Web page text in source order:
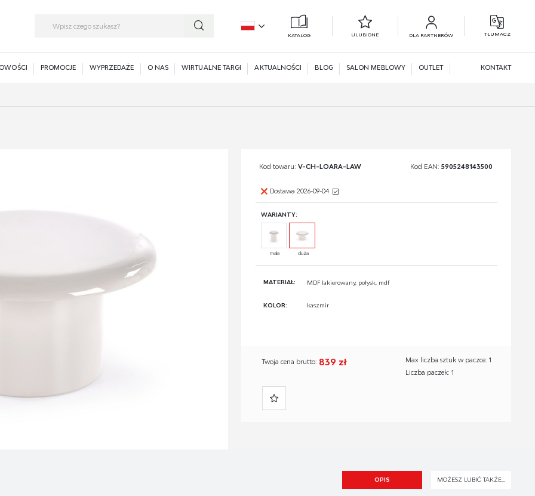
KATALOG ULUBIONE DLA PARTNERÓW TŁUMACZ
PROMOCJE WYPRZEDAŻE O NAS WIRTUALNE TARGI AKTUALNOŚCI BLOG SALON MEBLOWY OUTLET KONTAKT
Kod towaru: V-CH-LOARA-LAW Kod EAN: 5905248143500
Dostawa 2026-09-04
WARIANTY:
mała duża
MATERIAŁ: MDF lakierowany, połysk, mdf
KOLOR: kaszmir
Twoja cena brutto: 839 zł
Max liczba sztuk w paczce: 1
Liczba paczek: 1
OPIS MOŻESZ LUBIĆ TAKŻE...